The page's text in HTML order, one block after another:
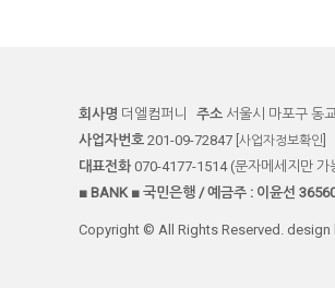
회사명 더엘컴퍼니 주소 서울시 마포구 동
사업자번호 201-09-72847 [사업자정보확인]
대표전화 070-4177-1514 (문자메세지만 가
■ BANK ■ 국민은행 / 예금주 : 이윤선
Copyright © All Rights Reserved. design